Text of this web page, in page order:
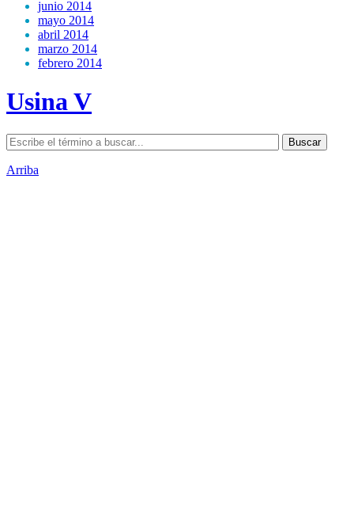
junio 2014
mayo 2014
abril 2014
marzo 2014
febrero 2014
Usina V
Arriba